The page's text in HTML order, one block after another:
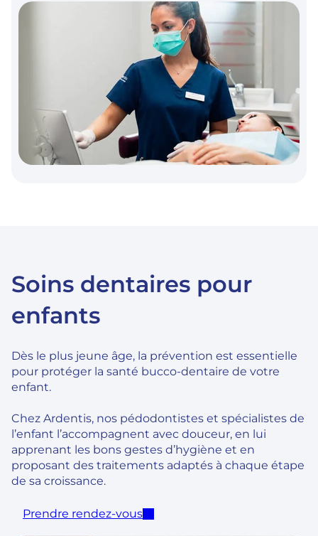
Soins dentaires pour
enfants
Dès le plus jeune âge, la prévention est essentielle
pour protéger la santé bucco-dentaire de votre
enfant.
Chez Ardentis, nos pédodontistes et spécialistes de
l’enfant l’accompagnent avec douceur, en lui
apprenant les bons gestes d’hygiène et en
proposant des traitements adaptés à chaque étape
de sa croissance.
Prendre rendez-vous